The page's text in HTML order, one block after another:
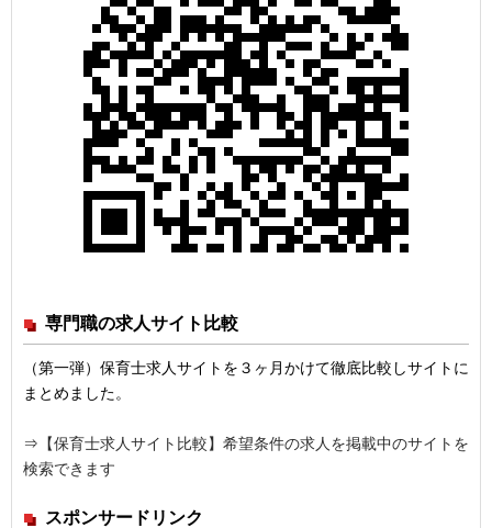
専門職の求人サイト比較
（第一弾）保育士求人サイトを３ヶ月かけて徹底比較しサイトに
まとめました。
⇒ 【保育士求人サイト比較】希望条件の求人を掲載中のサイトを
検索できます
スポンサードリンク